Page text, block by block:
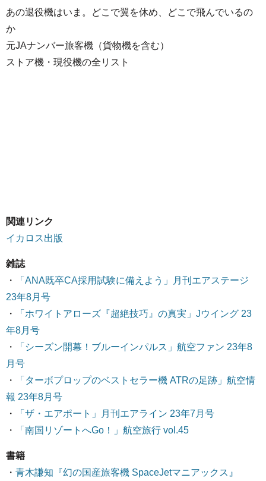
あの退役機はいま。どこで翼を休め、どこで飛んでいるの
か
元JAナンバー旅客機（貨物機を含む）
ストア機・現役機の全リスト
関連リンク
イカロス出版
雑誌
・
「ANA既卒CA採用試験に備えよう」月刊エアステージ
23年8月号
・
「ホワイトアローズ『超絶技巧』の真実」Jウイング 23
年8月号
・
「シーズン開幕！ブルーインパルス」航空ファン 23年8
月号
・
「ターボプロップのベストセラー機 ATRの足跡」航空情
報 23年8月号
・
「ザ・エアポート」月刊エアライン 23年7月号
・
「南国リゾートへGo！」航空旅行 vol.45
書籍
・ 青木謙知『幻の国産旅客機 SpaceJetマニアックス』